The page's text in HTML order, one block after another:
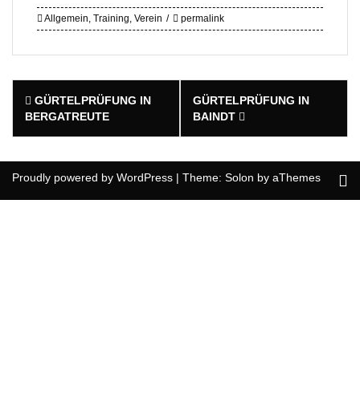
Allgemein, Training, Verein permalink
Post
navigation
GÜRTELPRÜFUNG IN
BERGATREUTE
GÜRTELPRÜFUNG IN
BAINDT
Proudly powered by WordPress | Theme: Solon by aThemes